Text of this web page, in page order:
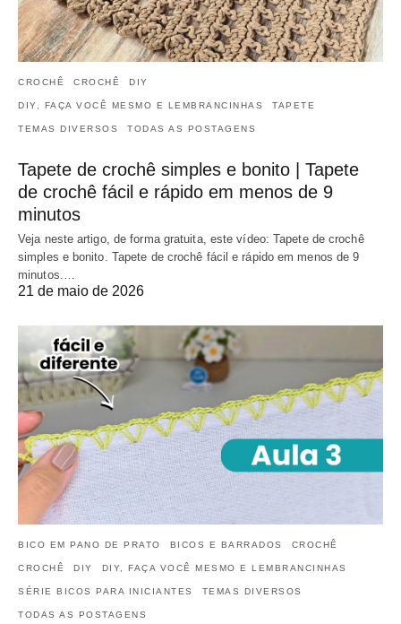
CROCHÊ CROCHÊ DIY
DIY, FAÇA VOCÊ MESMO E LEMBRANCINHAS TAPETE
TEMAS DIVERSOS TODAS AS POSTAGENS
Tapete de crochê simples e bonito | Tapete
de crochê fácil e rápido em menos de 9
minutos
Veja neste artigo, de forma gratuita, este vídeo: Tapete de crochê
simples e bonito. Tapete de crochê fácil e rápido em menos de 9
minutos.…
21 de maio de 2026
BICO EM PANO DE PRATO BICOS E BARRADOS CROCHÊ
CROCHÊ DIY DIY, FAÇA VOCÊ MESMO E LEMBRANCINHAS
SÉRIE BICOS PARA INICIANTES TEMAS DIVERSOS
TODAS AS POSTAGENS